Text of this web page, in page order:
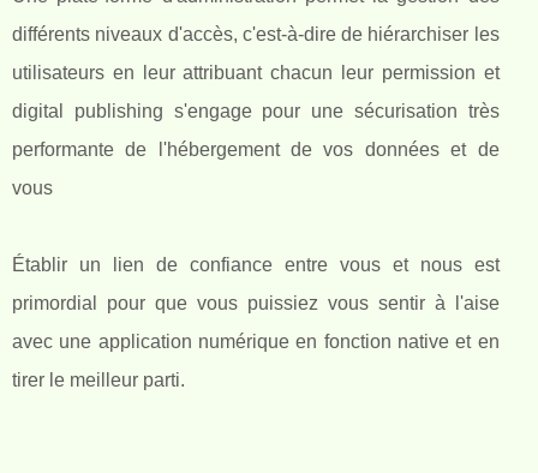
différents niveaux d'accès, c'est-à-dire de hiérarchiser les
utilisateurs en leur attribuant chacun leur permission et
digital publishing s'engage pour une sécurisation très
performante de l'hébergement de vos données et de
vous
Établir un lien de confiance entre vous et nous est
primordial pour que vous puissiez vous sentir à l'aise
avec une application numérique en fonction native et en
tirer le meilleur parti.